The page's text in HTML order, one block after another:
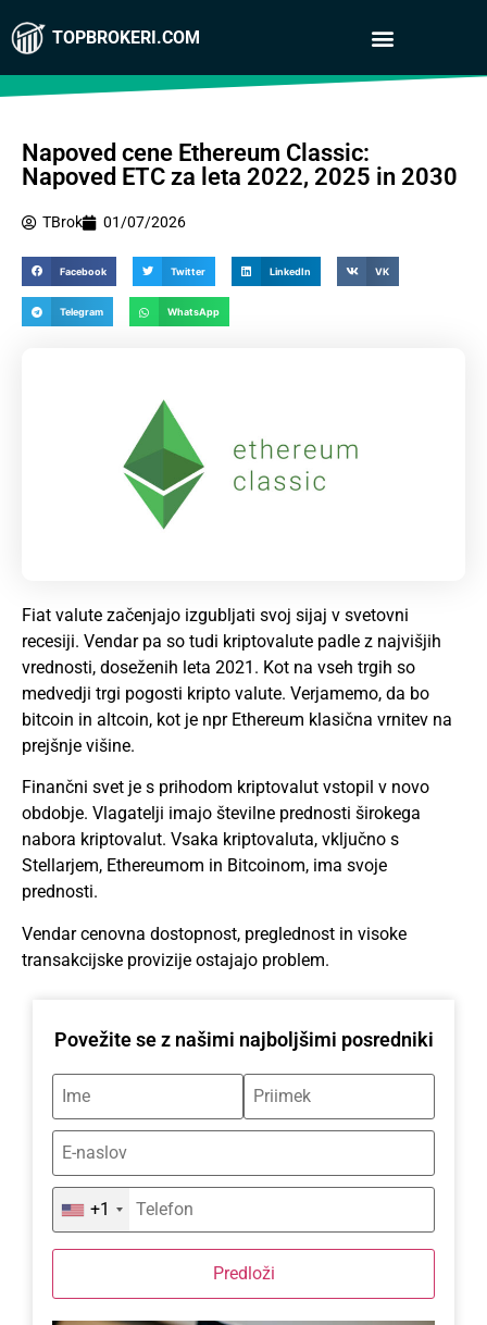
TOPBROKERI.COM
Napoved cene Ethereum Classic:
Napoved ETC za leta 2022, 2025 in 2030
TBrok 01/07/2026
Facebook Twitter LinkedIn VK
Telegram WhatsApp
Fiat valute začenjajo izgubljati svoj sijaj v svetovni
recesiji. Vendar pa so tudi kriptovalute padle z najvišjih
vrednosti, doseženih leta 2021. Kot na vseh trgih so
medvedji trgi pogosti kripto valute. Verjamemo, da bo
bitcoin in altcoin, kot je npr Ethereum klasična vrnitev na
prejšnje višine.
Finančni svet je s prihodom kriptovalut vstopil v novo
obdobje. Vlagatelji imajo številne prednosti širokega
nabora kriptovalut. Vsaka kriptovaluta, vključno s
Stellarjem, Ethereumom in Bitcoinom, ima svoje
prednosti.
Vendar cenovna dostopnost, preglednost in visoke
transakcijske provizije ostajajo problem.
Povežite se z našimi najboljšimi posredniki
+1
Predloži